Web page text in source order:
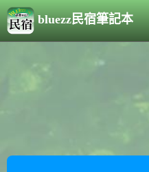
bluezz民宿筆記本